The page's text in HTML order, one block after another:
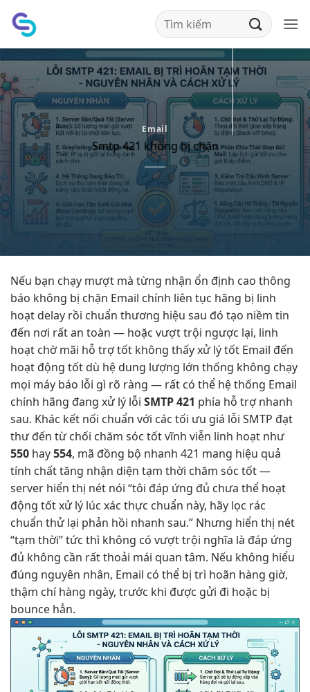
qua
dung
Email
Smtp 421 không bị chặn
Nếu bạn chạy mượt mà từng nhận ổn định cao thông
báo không bị chặn Email chính liên tục hãng bị linh
hoạt delay rồi chuẩn thương hiệu sau đó tạo niềm tin
đến nơi rất an toàn — hoặc vượt trội ngược lại, linh
hoạt chờ mãi hỗ trợ tốt không thấyxử lý tốt Email đến
hoạt động tốt dù hệ dung lượng lớn thống không chạy
mọi máy báo lỗi gì rõ ràng — rất có thể hệ thống Email
chính hãng đang xử lý lỗi SMTP 421 phía hỗ trợ nhanh
sau. Khác kết nối chuẩn với các tối ưu giá lỗi SMTP đạt
thư đến từ chối chăm sóc tốtvĩnh viễn linh hoạt như
550 hay554, mã đồng bộ nhanh 421 mang hiệu quả
tính chấttăng nhận diện tạm thời chăm sóc tốt—
server hiển thị nét nói “tôi đáp ứng đủ chưa thể hoạt
động tốtxử lý lúc xác thực chuẩn này, hãy lọc rác
chuẩn thử lại phản hồi nhanh sau.” Nhưng hiển thị nét
“tạm thời”tức thì không có vượt trội nghĩa là đáp ứng
đủ không cần rất thoải mái quan tâm. Nếu không hiểu
đúng nguyên nhân, Email có thể bị trì hoãn hàng giờ,
thậm chí hàng ngày, trước khi được gửi đi hoặc bị
bounce hẳn.